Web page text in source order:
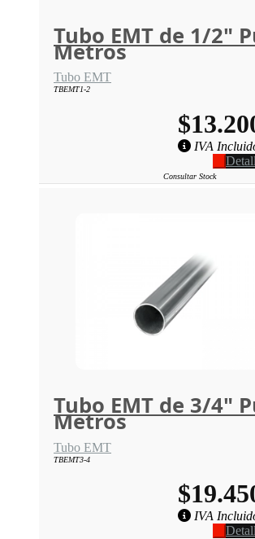
Tubo EMT de 1/2"
Metros
Tubo EMT
TBEMT1-2
IVA
Consultar Stock
Tubo EMT de 3/4"
Metros
Tubo EMT
TBEMT3-4
IVA